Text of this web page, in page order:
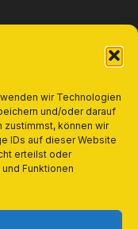
wir Technologien
und/oder darauf
zustimmst, können wir
IDs auf dieser Website
erteilst oder
Funktionen